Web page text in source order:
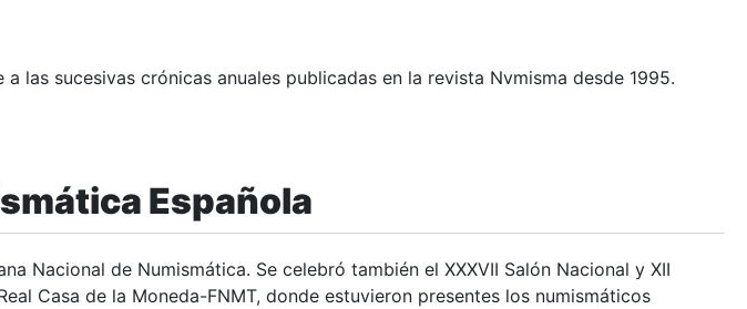
las sucesivas crónicas anuales publicadas en la revista Nvmisma desde 1995.
Española
Nacional de Numismática. Se celebró también el XXXVII Salón Nacional y XII
Casa de la Moneda-FNMT, donde estuvieron presentes los numismáticos